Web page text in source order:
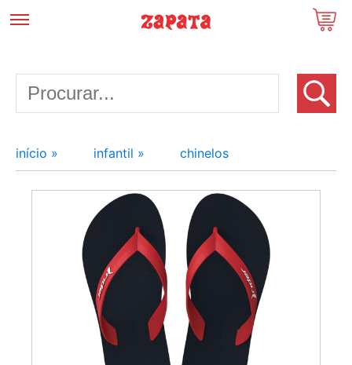
início » infantil » chinelos